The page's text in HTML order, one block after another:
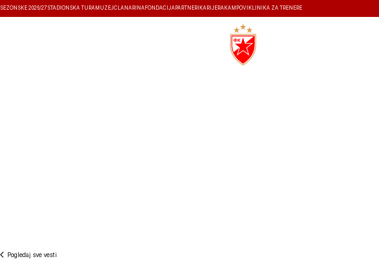
SEZONSKE 2026/27 STADIONSKA TURA MUZEJČLANARINA FONDACIJA PARTNERI KARIJERA KAMPOVI KLINIKA ZA TRENERE
Pogledaj sve vesti